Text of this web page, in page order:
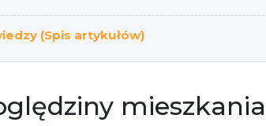
(Spis artykułów)